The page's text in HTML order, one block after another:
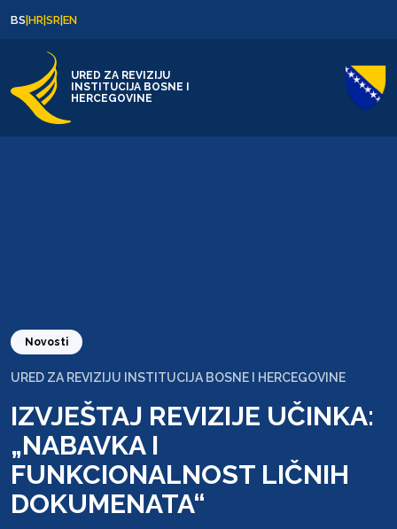
BS|HR|SR|EN
URED ZA REVIZIJU
INSTITUCIJA BOSNE I
HERCEGOVINE
Novosti
URED ZA REVIZIJU INSTITUCIJA BOSNE I HERCEGOVINE
IZVJEŠTAJ REVIZIJE UČINKA:
„NABAVKA I
FUNKCIONALNOST LIČNIH
DOKUMENATA“